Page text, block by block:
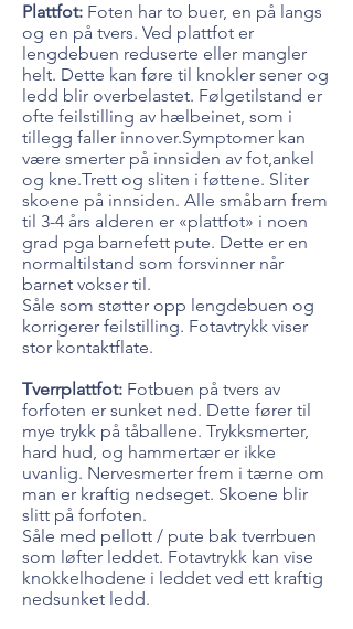
Plattfot: Foten har to buer, en på langs
og en på tvers. Ved plattfot er
lengdebuen reduserte eller mangler
helt. Dette kan føre til knokler sener og
ledd blir overbelastet. Følgetilstand er
ofte feilstilling av hælbeinet, som i
tillegg faller innover.Symptomer kan
være smerter på innsiden av fot,ankel
og kne.Trett og sliten i føttene. Sliter
skoene på innsiden. Alle småbarn frem
til 3-4 års alderen er «plattfot» i noen
grad pga barnefett pute. Dette er en
normaltilstand som forsvinner når
barnet vokser til.
Såle som støtter opp lengdebuen og
korrigerer feilstilling. Fotavtrykk viser
stor kontaktflate.
Tverrplattfot: Fotbuen på tvers av
forfoten er sunket ned. Dette fører til
mye trykk på tåballene. Trykksmerter,
hard hud, og hammertær er ikke
uvanlig. Nervesmerter frem i tærne om
man er kraftig nedseget. Skoene blir
slitt på forfoten.
Såle med pellott / pute bak tverrbuen
som løfter leddet. Fotavtrykk kan vise
knokkelhodene i leddet ved ett kraftig
nedsunket ledd.